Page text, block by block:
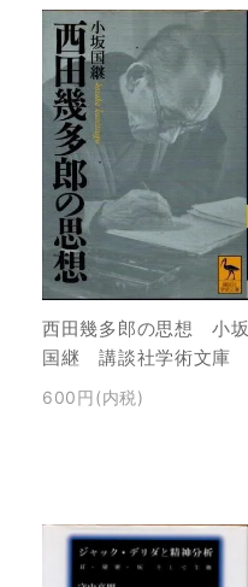
西田幾多郎の思想 小坂
国継 講談社学術文庫
600円(内税)